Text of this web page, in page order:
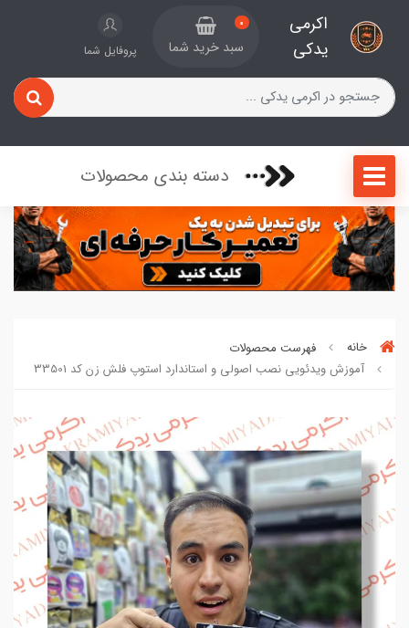
اکرمی
یدکی
0
سبد خرید شما پروفایل شما
دسته بندی محصولات
خانه
فهرست محصولات
آموزش ویدئویی نصب اصولی و استاندارد استوپ فلش زن کد 33501